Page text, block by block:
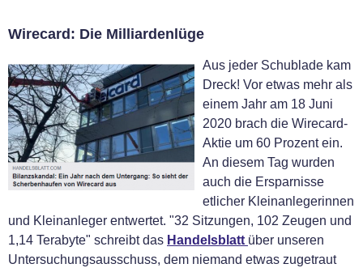
Wirecard: Die Milliardenlüge
Aus jeder Schublade kam
Dreck! Vor etwas mehr als
einem Jahr am 18 Juni
2020 brach die Wirecard-
Aktie um 60 Prozent ein.
An diesem Tag wurden
auch die Ersparnisse
etlicher Kleinanlegerinnen
und Kleinanleger entwertet. "32 Sitzungen, 102 Zeugen und
1,14 Terabyte" schreibt das Handelsblatt über unseren
Untersuchungsausschuss, dem niemand etwas zugetraut